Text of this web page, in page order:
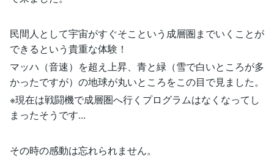
民間人として宇宙がすぐそこという成層圏までいくことが
できるという貴重な体験！
マッハ（音速）を超え上昇、青と緑（雪で白いところが多
かったですが）の地球が丸いところをこの目で見ました。
※現在は戦闘機で成層圏へ行くプログラムはなくなってし
まったそうです...
その時の感動は忘れられません。